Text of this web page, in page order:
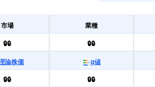
市場 業種
🔒🔒 🔒🔒
論株価 α値
🔒🔒
🔒🔒